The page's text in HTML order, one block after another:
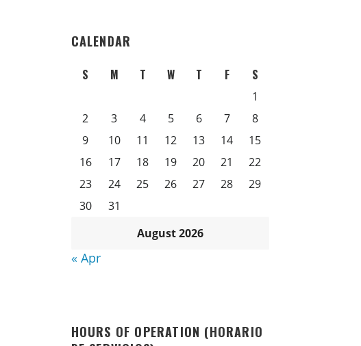
CALENDAR
August 2026
S M T W T F S
1
2
3 4 5 6 7
8
9
10 11 12 13 14
15
16
17 18 19 20 21
22
23
24 25 26 27 28
29
30
31
« Apr
HOURS OF OPERATION (HORARIO